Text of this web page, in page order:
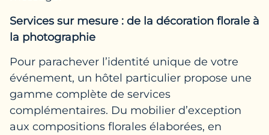
Services sur mesure : de la décoration florale à
la photographie
Pour parachever l’identité unique de votre
événement, un hôtel particulier propose une
gamme complète de services
complémentaires. Du mobilier d’exception
aux compositions florales élaborées, en